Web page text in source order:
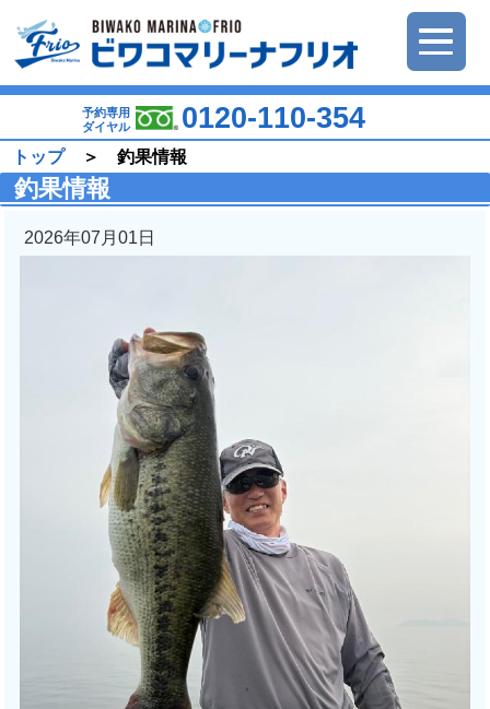
予約専用
ダイヤル
0120-110-354
トップ＞ 釣果情報
釣果情報
2026年07月01日